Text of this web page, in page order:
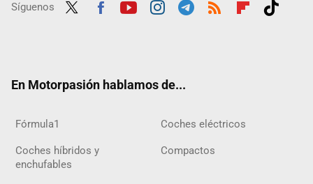
Síguenos
En Motorpasión hablamos de...
Fórmula1 Coches eléctricos
Coches híbridos y
enchufables
Compactos